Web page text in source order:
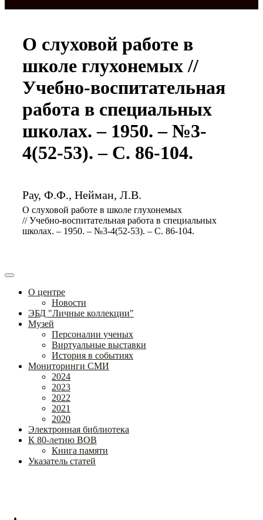
О слуховой работе в
школе глухонемых //
Учебно-воспитательная
работа в специальных
школах. – 1950. – №3-
4(52-53). – С. 86-104.
Рау, Ф.Ф., Нейман, Л.В.
О слуховой работе в школе глухонемых
// Учебно-воспитательная работа в специальных
школах. – 1950. – №3-4(52-53). – С. 86-104.
О центре
Новости
ЭБД "Личные коллекции"
Музей
Персоналии ученых
Виртуальные выставки
История в событиях
Мониторинги СМИ
2024
2023
2022
2021
2020
Электронная библиотека
К 80-летию ВОВ
Книга памяти
Указатель статей